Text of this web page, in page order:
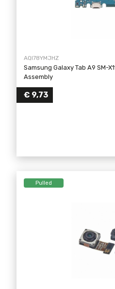
AQI78YMJHZ
Samsung Galaxy Tab A9 SM-
Assembly
€ 9,73
Pulled